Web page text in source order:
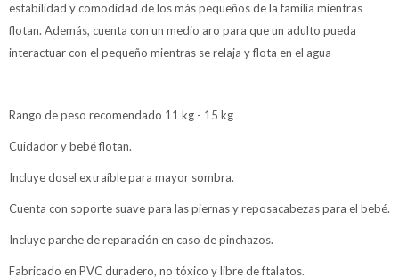
estabilidad y comodidad de los más pequeños de la familia mientras
flotan. Además, cuenta con un medio aro para que un adulto pueda
interactuar con el pequeño mientras se relaja y flota en el agua
Rango de peso recomendado 11 kg - 15 kg
Cuidador y bebé flotan.
Incluye dosel extraíble para mayor sombra.
Cuenta con soporte suave para las piernas y reposacabezas para el bebé.
Incluye parche de reparación en caso de pinchazos.
Fabricado en PVC duradero, no tóxico y libre de ftalatos.